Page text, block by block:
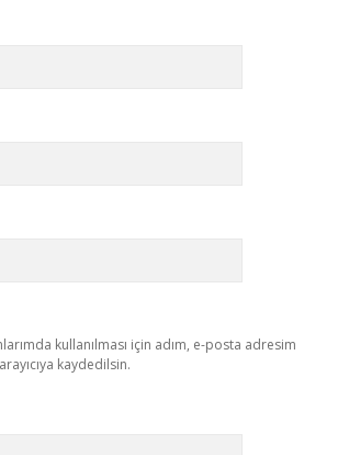
kullanılması için adım, e-posta adresim
kaydedilsin.